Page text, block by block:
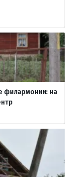
филармонии: на